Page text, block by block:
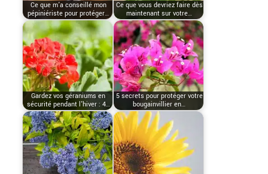
Ce que m’a conseillé mon
pépiniériste pour protéger…
Ce que vous devriez faire dès
maintenant sur votre…
Gardez vos géraniums en
sécurité pendant l'hiver : 4…
5 secrets pour protéger votre
bougainvillier en…